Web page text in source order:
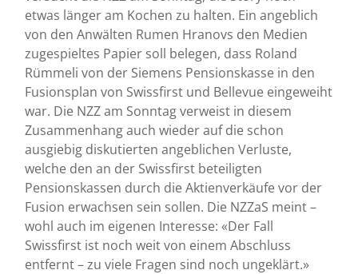
etwas länger am Kochen zu halten. Ein angeblich
von den Anwälten Rumen Hranovs den Medien
zugespieltes Papier soll belegen, dass Roland
Rümmeli von der Siemens Pensionskasse in den
Fusionsplan von Swissfirst und Bellevue eingeweiht
war. Die NZZ am Sonntag verweist in diesem
Zusammenhang auch wieder auf die schon
ausgiebig diskutierten angeblichen Verluste,
welche den an der Swissfirst beteiligten
Pensionskassen durch die Aktienverkäufe vor der
Fusion erwachsen sein sollen. Die NZZaS meint –
wohl auch im eigenen Interesse: «Der Fall
Swissfirst ist noch weit von einem Abschluss
entfernt – zu viele Fragen sind noch ungeklärt.»